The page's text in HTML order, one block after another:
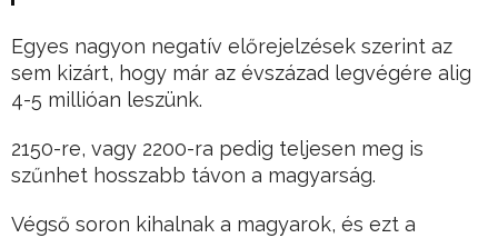
Egyes nagyon negatív előrejelzések szerint az
sem kizárt, hogy már az évszázad legvégére alig
4-5 millióan leszünk.
2150-re, vagy 2200-ra pedig teljesen meg is
szűnhet hosszabb távon a magyarság.
Végső soron kihalnak a magyarok, és ezt a